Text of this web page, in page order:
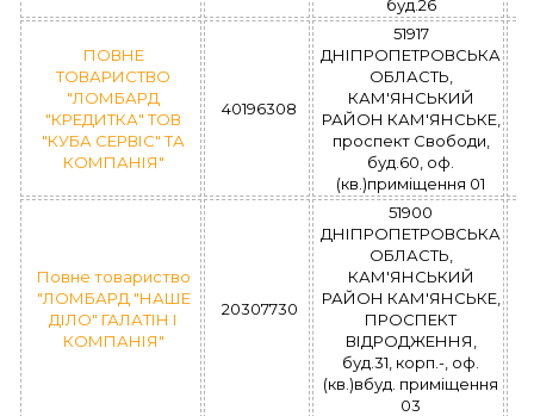
буд.26
ПОВНЕ
ТОВАРИСТВО
"ЛОМБАРД
"КРЕДИТКА" ТОВ
"КУБА СЕРВІС" ТА
КОМПАНІЯ"
40196308
51917
ДНІПРОПЕТРОВСЬКА
ОБЛАСТЬ,
КАМ'ЯНСЬКИЙ
РАЙОН КАМ'ЯНСЬКЕ,
проспект Свободи,
буд.60, оф.
(кв.)приміщення 01
Повне товариство
"ЛОМБАРД "НАШЕ
ДІЛО" ГАЛАТІН І
КОМПАНІЯ"
20307730
51900
ДНІПРОПЕТРОВСЬКА
ОБЛАСТЬ,
КАМ'ЯНСЬКИЙ
РАЙОН КАМ'ЯНСЬКЕ,
ПРОСПЕКТ
ВІДРОДЖЕННЯ,
буд.31, корп.-, оф.
(кв.)вбуд. приміщення
03